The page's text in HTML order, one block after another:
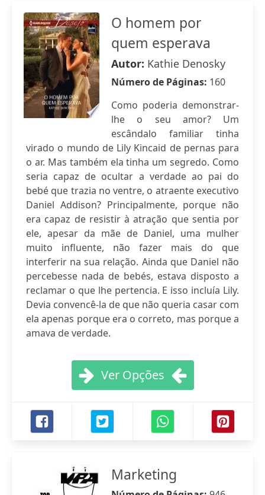
O homem por
quem esperava
Autor: Kathie Denosky
Número de Páginas: 160
Como poderia demonstrar-
lhe o seu amor? Um
escândalo familiar tinha
virado o mundo de Lily Kincaid de pernas para
o ar. Mas também ela tinha um segredo. Como
seria capaz de ocultar a verdade ao pai do
bebé que trazia no ventre, o atraente executivo
Daniel Addison? Principalmente, porque não
era capaz de resistir à atração que sentia por
ele, apesar da mãe de Daniel, uma mulher
muito influente, não fazer mais do que
interferir na sua relação. Ainda que Daniel não
percebesse nada de bebés, estava disposto a
reclamar o que lhe pertencia. E isso incluía Lily.
Devia convencê-la de que não queria casar com
ela apenas porque era o correto, mas porque a
amava de verdade.
Ver Opções
Marketing